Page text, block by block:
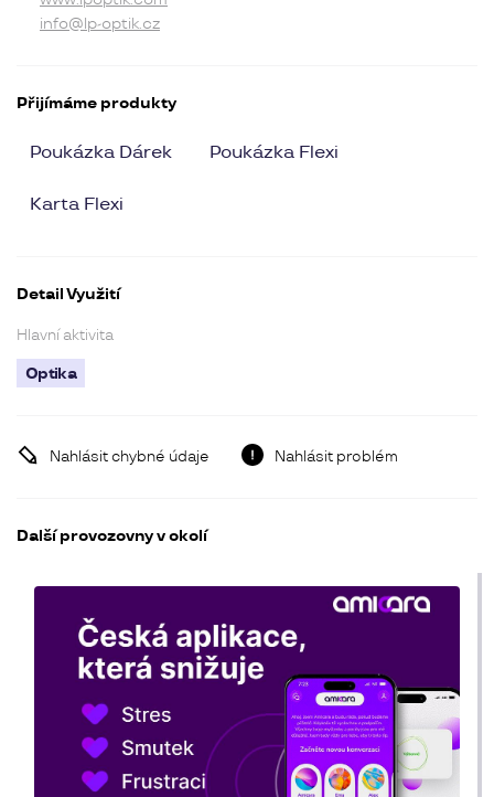
info@lp-optik.cz
Přijímáme produkty
Poukázka Dárek Poukázka Flexi
Karta Flexi
Detail Využití
Hlavní aktivita
Optika
Nahlásit chybné údaje Nahlásit problém
Další provozovny v okolí